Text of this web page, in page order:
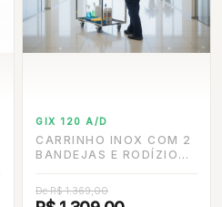
GIX 120 A/D
CARRINHO INOX COM 2
BANDEJAS E RODÍZIO
APOIO PROFISSIONAL.
De R$ 1.369,00